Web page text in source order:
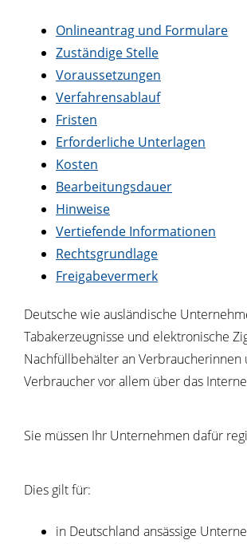
Onlineantrag und Formulare
Zuständige Stelle
Voraussetzungen
Verfahrensablauf
Fristen
Erforderliche Unterlagen
Kosten
Bearbeitungsdauer
Hinweise
Vertiefende Informationen
Rechtsgrundlage
Freigabevermerk
Deutsche wie ausländische
Tabakerzeugnisse und elektronische
Nachfüllbehälter an Verbraucherinnen
Verbraucher vor allem über das
Sie müssen Ihr Unternehmen dafür
Dies gilt für:
in Deutschland ansässige